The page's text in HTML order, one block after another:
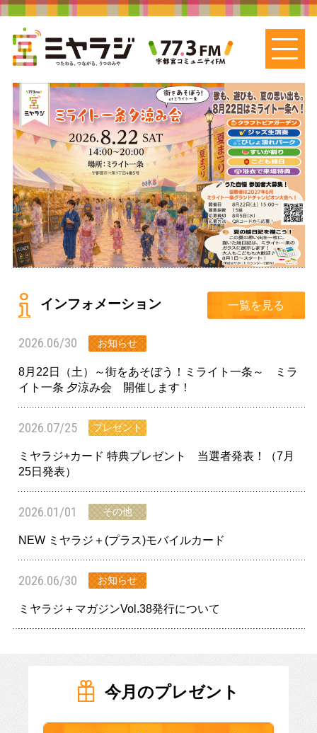
028-666-7878
インフォメーション 一覧を見る
2026.06/30 お知らせ
8月22日（土）～街をあそぼう！ミライト一条～ ミラ
イト一条 夕涼み会 開催します！
2026.07/25 プレゼント
ミヤラジ+カード 特典プレゼント 当選者発表！（7月
25日発表）
2026.01/01 その他
NEW ミヤラジ＋(プラス)モバイルカード
2026.06/30 お知らせ
ミヤラジ＋マガジンVol.38発行について
今月のプレゼント